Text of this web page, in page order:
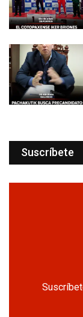
Suscríbete